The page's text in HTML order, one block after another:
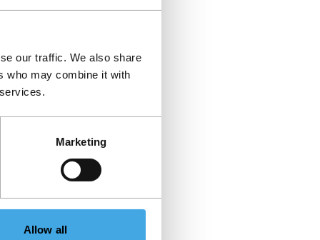
our traffic. We also share
who may combine it with
Marketing
Allow all